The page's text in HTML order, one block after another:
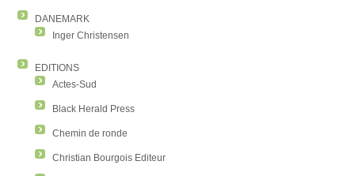
DANEMARK
Inger Christensen
EDITIONS
Actes-Sud
Black Herald Press
Chemin de ronde
Christian Bourgois Editeur